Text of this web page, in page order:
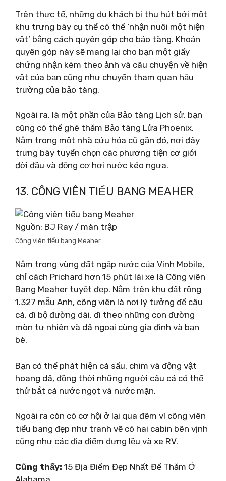
Trên thực tế, những du khách bị thu hút bởi một
khu trưng bày cụ thể có thể ‘nhận nuôi một hiện
vật’ bằng cách quyên góp cho bảo tàng. Khoản
quyên góp này sẽ mang lại cho bạn một giấy
chứng nhận kèm theo ảnh và câu chuyện về hiện
vật của bạn cũng như chuyến tham quan hậu
trường của bảo tàng.
Ngoài ra, là một phần của Bảo tàng Lịch sử, bạn
cũng có thể ghé thăm Bảo tàng Lửa Phoenix.
Nằm trong một nhà cứu hỏa cũ gần đó, nơi đây
trưng bày tuyển chọn các phương tiện cơ giới
đời đầu và động cơ hơi nước kéo ngựa.
13. CÔNG VIÊN TIỂU BANG MEAHER
Nguồn: BJ Ray / màn trập
Công viên tiểu bang Meaher
Nằm trong vùng đất ngập nước của Vịnh Mobile,
chỉ cách Prichard hơn 15 phút lái xe là Công viên
Bang Meaher tuyệt đẹp. Nằm trên khu đất rộng
1.327 mẫu Anh, công viên là nơi lý tưởng để câu
cá, đi bộ đường dài, đi theo những con đường
mòn tự nhiên và dã ngoại cùng gia đình và bạn
bè.
Bạn có thể phát hiện cá sấu, chim và động vật
hoang dã, đồng thời những người câu cá có thể
thử bắt cá nước ngọt và nước mặn.
Ngoài ra còn có cơ hội ở lại qua đêm vì công viên
tiểu bang đẹp như tranh vẽ có hai cabin bên vịnh
cũng như các địa điểm dựng lều và xe RV.
Cũng thấy: 15 Địa Điểm Đẹp Nhất Để Thăm Ở